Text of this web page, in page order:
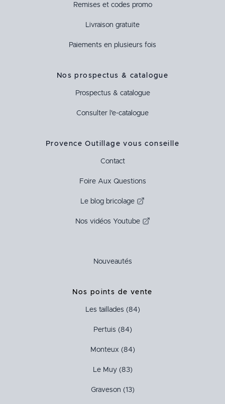
Remises et codes promo
Livraison gratuite
Paiements en plusieurs fois
Nos prospectus & catalogue
Prospectus & catalogue
Consulter l'e-catalogue
Provence Outillage vous conseille
Contact
Foire Aux Questions
Le blog bricolage
Nos vidéos Youtube
Nouveautés
Nos points de vente
Les taillades (84)
Pertuis (84)
Monteux (84)
Le Muy (83)
Graveson (13)